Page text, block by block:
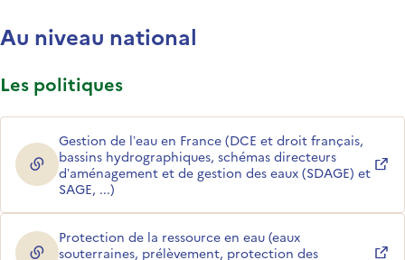
Au niveau national
Les politiques
Gestion de l’eau en France (DCE et droit français,
bassins hydrographiques, schémas directeurs
d’aménagement et de gestion des eaux (SDAGE) et
SAGE, ...)
(ouverture dans une nouvelle fenêtre)
Protection de la ressource en eau (eaux
souterraines, prélèvement, protection des